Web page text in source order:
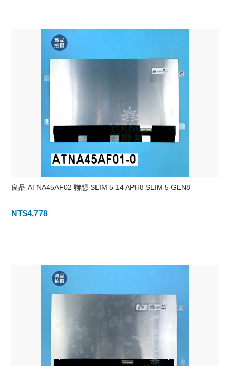
良品 ATNA45AF02 聯想 SLIM 5 14 APH8 SLIM 5 GEN8
NT$4,778